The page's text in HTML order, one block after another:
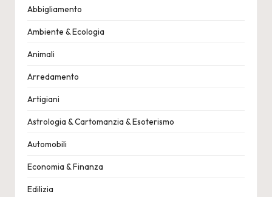
Abbigliamento
Ambiente & Ecologia
Animali
Arredamento
Artigiani
Astrologia & Cartomanzia & Esoterismo
Automobili
Economia & Finanza
Edilizia